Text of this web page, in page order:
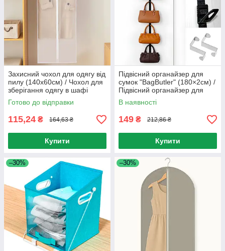
Захисний чохол для одягу від
пилу (140х60см) / Чохол для
зберігання одягу в шафі
Готово до відправки
115,24 ₴ 164,63 ₴
Купити
Підвісний органайзер для
сумок "BagButler" (180×2см) /
Підвісний органайзер для
речей / Вішалка-тримач для
аксесуарів
В наявності
149 ₴ 212,86 ₴
Купити
–30% –30%